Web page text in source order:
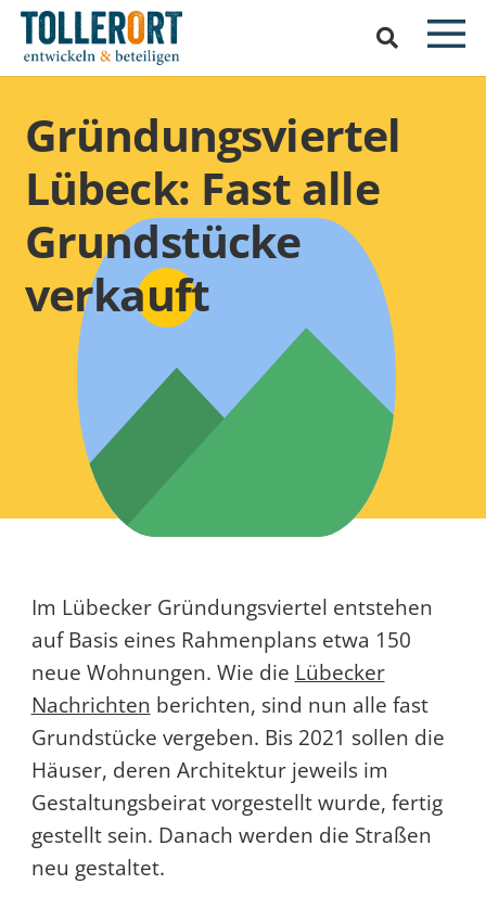
Gründungsviertel
Lübeck: Fast alle
Grundstücke
verkauft
Im Lübecker Gründungsviertel entstehen
auf Basis eines Rahmenplans etwa 150
neue Wohnungen. Wie die Lübecker
Nachrichten berichten, sind nun alle fast
Grundstücke vergeben. Bis 2021 sollen die
Häuser, deren Architektur jeweils im
Gestaltungsbeirat vorgestellt wurde, fertig
gestellt sein. Danach werden die Straßen
neu gestaltet.